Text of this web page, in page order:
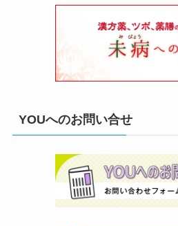
YOUへのお問い合せ